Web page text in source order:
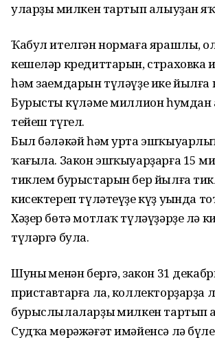
уларҙың милкен тартып алыуҙан
Ҡабул ителгән нормаға ярашлы,
кешеләр кредиттарын, страховка
һәм заемдарын түләүҙе ике йылға
Бурыстың күләме миллион һумдан
тейеш түгел.
Был бәләкәй һәм урта
ҡағыла. Закон эшҡыуарҙарға 15
тиклем бурыстарын бер йылға
кисектереп түләтеүҙе күҙ уңында
Хәҙер бөтә мотлаҡ түләүҙәрҙе лә
түләргә була.
Шуның менән бергә, закон 31
приставтарға ла, коллекторҙарҙа
бурыслылаларҙың милкен тартып
Судҡа мөрәжәғәт имәйенсә лә